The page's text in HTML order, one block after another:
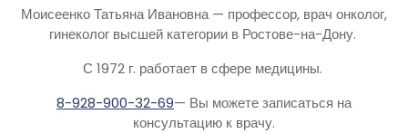
Моисеенко Татьяна Ивановна — профессор, врач онколог,
гинеколог высшей категории в Ростове-на-Дону.
С 1972 г. работает в сфере медицины.
8-928-900-32-69— Вы можете записаться на
консультацию к врачу.